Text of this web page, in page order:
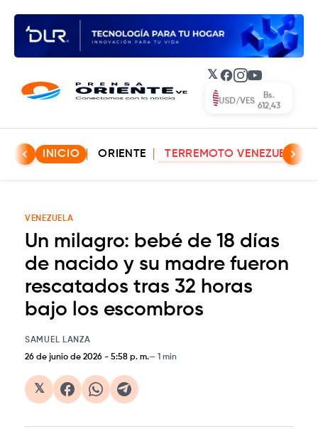
𝕏 Facebook
Instagram
YouTube
USD/VES
Bs.
612,43
INICIO ORIENTE TERREMOTO VENEZUELA
VENEZUELA
Un milagro: bebé de 18 días
de nacido y su madre fueron
rescatados tras 32 horas
bajo los escombros
SAMUEL LANZA
26 de junio de 2026 - 5:58 p. m. 1 min
𝕏